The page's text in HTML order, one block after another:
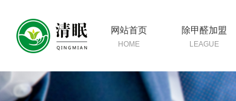
网站首页
HOME
除甲醛加盟
LEAGUE